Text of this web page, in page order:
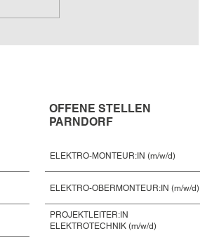
OFFENE STELLEN
PARNDORF
ELEKTRO-MONTEUR:IN (m/w/d)
ELEKTRO-OBERMONTEUR:IN (m/w/d)
PROJEKTLEITER:IN
ELEKTROTECHNIK (m/w/d)